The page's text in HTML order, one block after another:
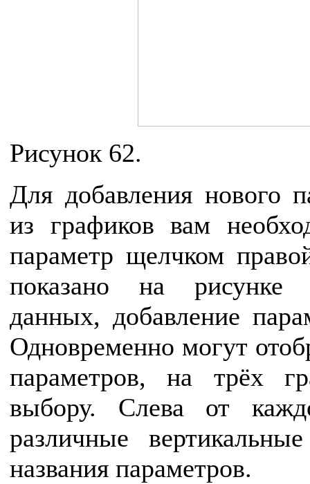
Рисунок 62.
Для добавления нового
из графиков вам
параметр щелчком
показано на рисунке
данных, добавление
Одновременно могут
параметров, на трёх
выбору. Слева от
различные
названия параметров.